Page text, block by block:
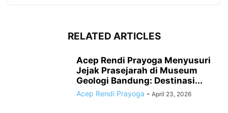
RELATED ARTICLES
Acep Rendi Prayoga Menyusuri
Jejak Prasejarah di Museum
Geologi Bandung: Destinasi...
Acep Rendi Prayoga - April 23, 2026